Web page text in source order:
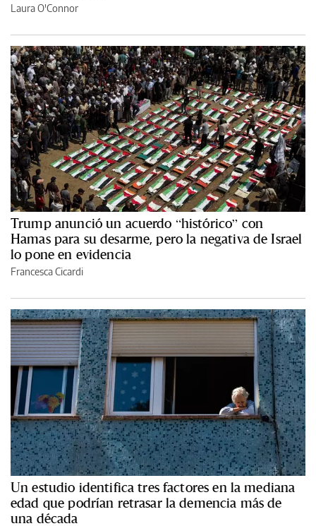
Laura O'Connor
Trump anunció un acuerdo “histórico” con
Hamas para su desarme, pero la negativa de Israel
lo pone en evidencia
Francesca Cicardi
Un estudio identifica tres factores en la mediana
edad que podrían retrasar la demencia más de
una década